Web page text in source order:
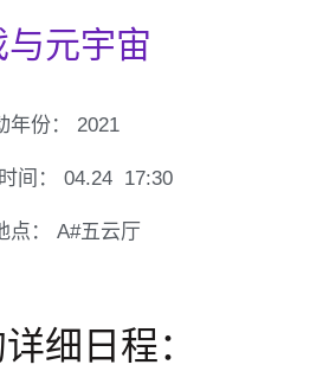
元宇宙
年份： 2021
间： 04.24 17:30
点： A#五云厅
细日程：